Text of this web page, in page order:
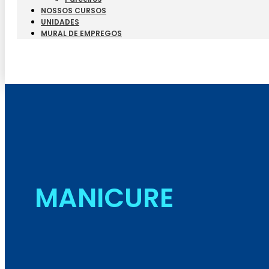
NOSSOS CURSOS
UNIDADES
MURAL DE EMPREGOS
MANICURE